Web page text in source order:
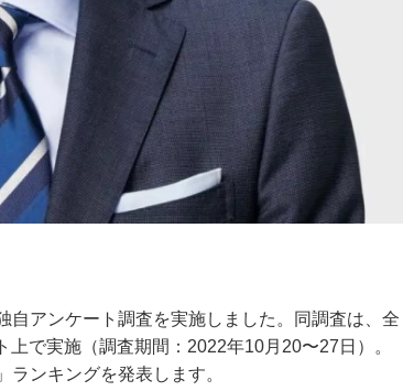
アンケート調査を実施しました。同調査は、全
で実施（調査期間：2022年10月20〜27日）。
ンキングを発表します。